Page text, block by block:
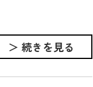
＞ 続きを見る